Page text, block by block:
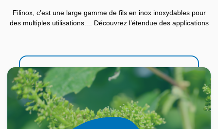
Filinox, c’est une large gamme de fils en inox inoxydables pour
des multiples utilisations.... Découvrez l’étendue des applications